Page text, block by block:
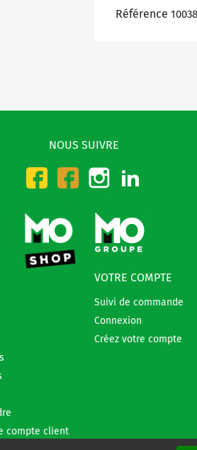
Référence
NOUS SUIVRE
Facebook-CMO
Facebook-DMO
Instagram
compte client
VOTRE COMPTE
Suivi de commande
Connexion
Créez votre compte